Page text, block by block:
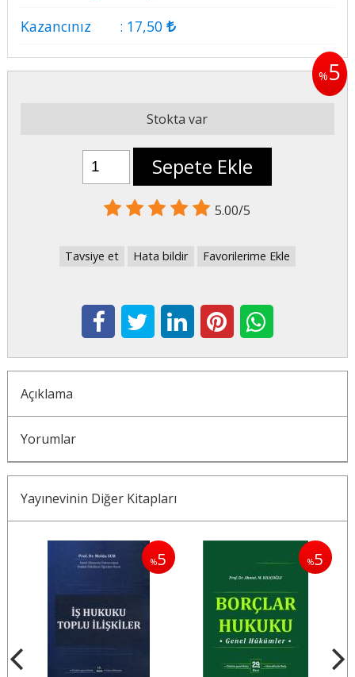
Kazancınız
: 17,50
%5
Stokta var
Sepete Ekle
5.00/5
Tavsiye et Hata bildir Favorilerime Ekle
Açıklama
Yorumlar
Yayınevinin Diğer Kitapları
%5 %5